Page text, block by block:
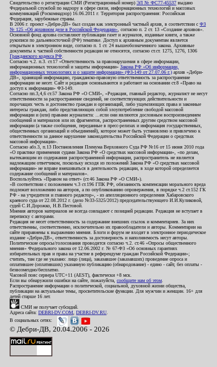
Свидетельство о регистрации СМИ (Регистрационный номер) ЭЛ № ФС77-45537 выдано
Федеральной службой по надзору в сфере связи, информационных технологий и массовых
коммуникаций (Роскомнадзор) 16.06.2011 г. Территория распространения: Российская
Федерация, зарубежные страны.
В 2006 г. проект «Дебри-ДВ» был создан как электронный частный архив, в соответствии с ФЗ
№ 125 «Об архивном деле в Российской Федерации» , согласно п. 2 ст. 13 «Создание архивов».
Основной фонд архива составляют публикации газет и журналов, изданные книги, а также
рукописи по дальневосточной (РФ) тематике. Доступ к архивным документам является
открытым в электронном виде, согласно п. 1 ст. 24 вышеобозначенного закона. Архивные
документы к частной собственности редакции не относятся, согласно ст.ст. 1275, 1276, 1306
Гражданского кодекса РФ
Согласно ч.2. п.3. ст.17 «Ответственность за правонарушения в сфере информации,
информационных технологий и защиты информации» Закона РФ «Об информации,
информационных технологиях и о защите информации» (ФЗ-149 от 27.07.06 г.) архив «Дебри-
ДВ», хранящий информацию, гражданско-правовую ответственность за распространение
информации не несет. Сайт и редакция основываются и работают на основании ст.8 «Право на
доступ к информации» ФЗ-149.
Согласно пп.3,4,6 ст.57 Закона РФ «О СМИ», «Редакция, главный редактор, журналист не несут
ответственности за распространение сведений, не соответствующих действительности и
порочащих честь и достоинство граждан и организаций, либо ущемляющих права и законные
интересы граждан, либо представляющих собой злоупотребление свободой массовой
информации и (или) правами журналиста: ...если они являются дословным воспроизведением
сообщений и материалов или их фрагментов, распространенных другим средством массовой
информации (а также сообщения, переданные в пресс-релизах и информация государственных,
общественных организаций и объединений), которое может быть установлено и привлечено к
ответственности за данное нарушение законодательства Российской Федерации о средствах
массовой информации».
Согласно абз.3, п.13 Постановления Пленума Верховного Суда РФ №16 от 15 июня 2010 года
«О практике применения судами Закона РФ «О средствах массовой информации», «по делам,
вытекающим из содержания распространенной информации, распространитель не является
надлежащим ответчиком, поскольку исходя из положений Закона РФ «О средствах массовой
информации» не вправе вмешиваться в деятельность редакции, в ходе которой определяется
содержание сообщений и материалов».
Воспользуйтесь «Правом на ответ» (ст.46 Закона РФ «О СМИ»).
«В соответствии с положением ч.3 ст.196 ГПК РФ, обязанность компенсации морального вреда
подлежит возложению на авторов, а по опубликованию опровержения, в порядке ч.2 ст.152 ГК
РФ - на учредителя и главного редактор», - из апелляционного определения Хабаровского
краевого суда от 22.08.2012 г. (дело №33-5325/2012) председательствующего И.И.Куликовой,
судей С.И.Дорожко, Н.В.Пестовой.
Мнения авторов материалов не всегда совпадают с позицией редакции. Редакция не вступает в
переписку с авторами.
Редакция не несет ответственность за содержание внешних ссылок и комментариев. За них
ответственны, соответственно, исключительно их правообладатели и авторы. Комментарии на
сайте приравнены к выражению мнения. Блоги и форум не входят в электронное периодическое
издание «Дебри-ДВ», ответственность за достоверность и наполняемость несут авторы.
Политические опросы/голосования проводятся согласно ч.2. ст.46 «Опросы общественного
мнения» Федерального закона от 12.06.2002 г. № 67-ФЗ «Об основных гарантиях
избирательных прав и права на участие в референдуме граждан Российской Федерации»;
считать, там где не указано: лицо (лица), заказавшее (заказавших) проведение опроса и
оплатившее (оплативших) указанную публикацию (обнародование) - едино - сайт, без оплаты -
безвозмездно/бесплатно.
Часовой пояс сервера UTC+11 (AEST), фактически +8 мск.
Если вы обнаружили ошибки на сайте, пожалуйста, сообщите нам об этом
Распространение информации о политической, социальной, духовной жизни общества,
публикации на актуальные темы, просветительские функции. Для мужчин и женщин. 16+ для
детей старше 16 лет.
СМИ не получает субсидий.
Адреса сайта: DEBRI-DV.COM DEBRI-DV.RU
В социальных сетях:
© Дебри-ДВ, 20.04.2006 - 2026